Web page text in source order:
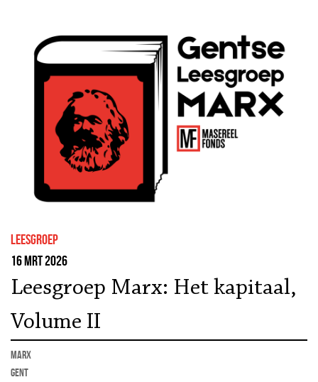
leesgroep
16 mrt 2026
Leesgroep Marx: Het kapitaal,
Volume II
marx
Gent